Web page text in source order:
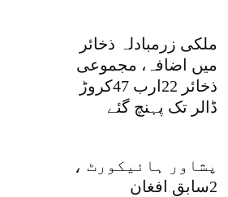
ملکی زرمبادلہ ذخائر
میں اضافہ، مجموعی
ذخائر 22ارب 47کروڑ
ڈالر تک پہنچ گئے
پشاور ہائیکورٹ ،
2سابق افغان